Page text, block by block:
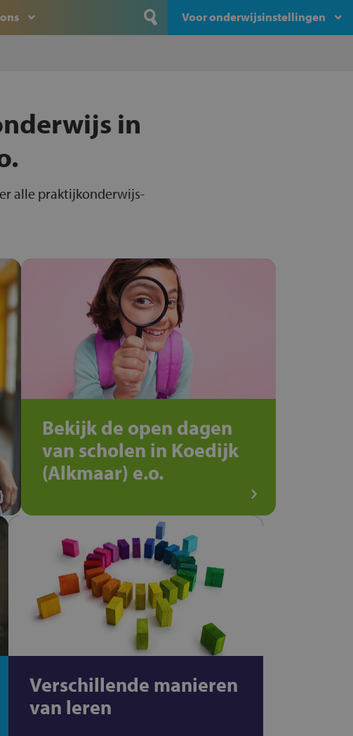
Voor onderwijsinstellingen
in
alle praktijkonderwijs-
Bekijk de open dagen
van scholen in Koedijk
(Alkmaar) e.o.
Verschillende manieren
van leren